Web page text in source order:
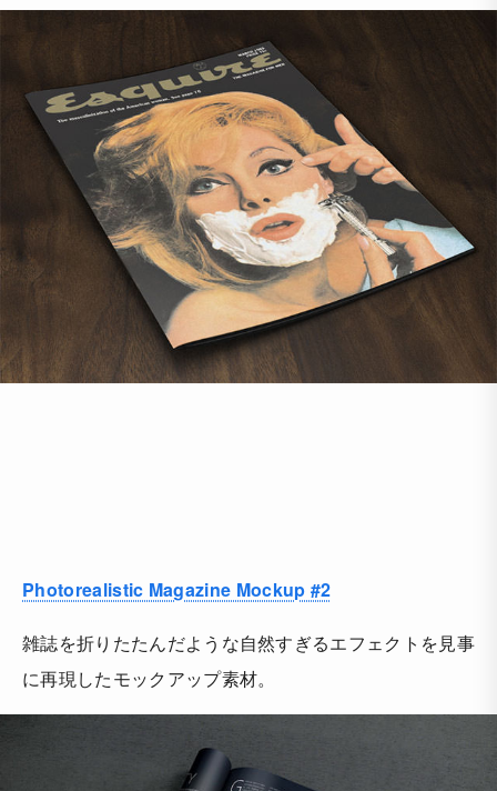
Photorealistic Magazine Mockup #2
雑誌を折りたたんだような自然すぎるエフェクトを見事
に再現したモックアップ素材。